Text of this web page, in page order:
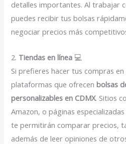
detalles importantes. Al trabajar
puedes recibir tus bolsas
negociar precios más
2. Tiendas en línea 💻
Si prefieres hacer tus compras en
plataformas que ofrecenbolsas
personalizables en CDMX. Sitios
Amazon, o páginas
te permitirán comparar precios,
además de leer opiniones de